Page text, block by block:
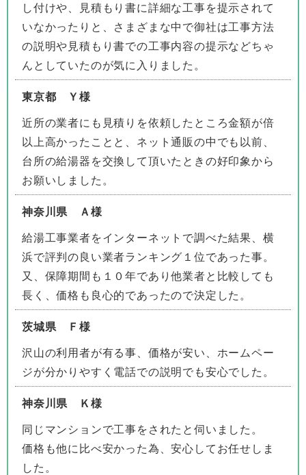
し付けや、見積もり書に詳細な工事を提示されて
いなかったりと、さまざまな中で御社は工事方法
の説明や見積もり書での工事内容の提示などちゃ
んとしていたのが気に入りました。
東京都 Ｙ様
近所の業者にも見積りを依頼したところ金額が倍
以上高かったことと、ネット通販の中でも以前、
台所の給湯器を交換して頂いたときの好印象から
お願いしました。
神奈川県 Ａ様
給湯工事業者をインターネットで調べた結果、横
浜で評判の良い業者ランキング１位であった事。
又、保障期間も１０年であり他業者と比較しても
長く、価格も良心的であったので決定した。
茨城県 Ｆ様
沢山の利用者が有る事、価格が安い、ホームペー
ジが分かりやすく電話での説明でも安心でした。
神奈川県 Ｋ様
同じマンションで工事をされたと伺いました。
価格も他に比べ安かった為、安心してお任せしま
した。